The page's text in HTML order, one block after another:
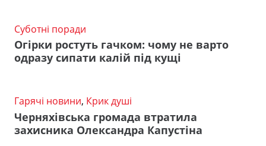
Суботні поради
Огірки ростуть гачком: чому не варто
одразу сипати калій під кущі
Гарячі новини, Крик душі
Черняхівська громада втратила
захисника Олександра Капустіна